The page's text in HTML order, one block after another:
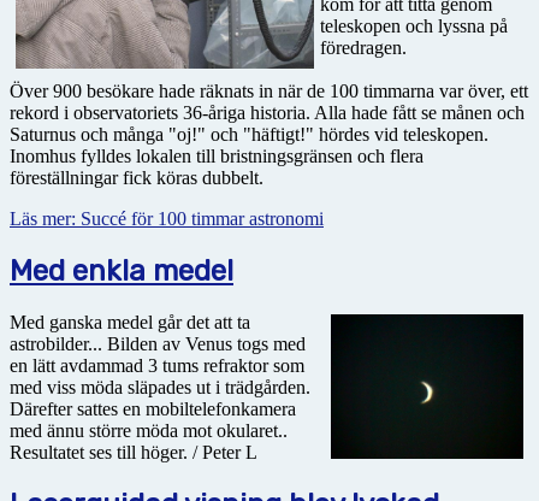
teleskopen och lyssna på
föredragen.
Över 900 besökare hade räknats in när de 100 timmarna var över, ett
rekord i observatoriets 36-åriga historia. Alla hade fått se månen och
Saturnus och många "oj!" och "häftigt!" hördes vid teleskopen.
Inomhus fylldes lokalen till bristningsgränsen och flera
föreställningar fick köras dubbelt.
Läs mer: Succé för 100 timmar astronomi
Med enkla medel
Med ganska medel går det att ta
astrobilder... Bilden av Venus togs med
en lätt avdammad 3 tums refraktor som
med viss möda släpades ut i trädgården.
Därefter sattes en mobiltelefonkamera
med ännu större möda mot okularet..
Resultatet ses till höger. / Peter L